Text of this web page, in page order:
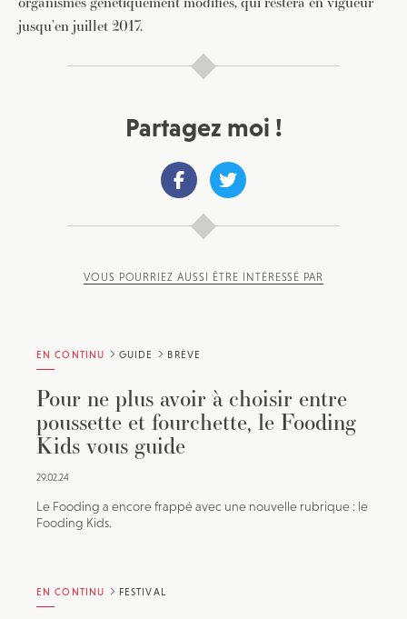
jusqu’en juillet 2017.
Partagez moi !
VOUS POURRIEZ AUSSI ÊTRE INTÉRESSÉ PAR
EN CONTINU GUIDE BRÈVE
Pour ne plus avoir à choisir entre
poussette et fourchette, le Fooding
Kids vous guide
29.02.24
Le Fooding a encore frappé avec une nouvelle rubrique : le
Fooding Kids.
EN CONTINU FESTIVAL